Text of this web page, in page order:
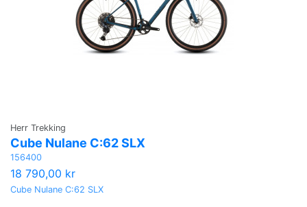
Herr Trekking
Cube Nulane C:62 SLX
156400
18 790,00 kr
Cube Nulane C:62 SLX